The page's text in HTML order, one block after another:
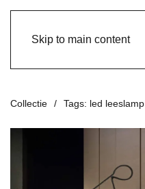
Skip to main content
Collectie Tags: led leeslamp